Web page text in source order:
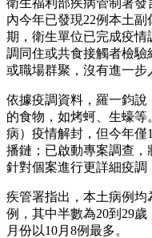
內今年已發現22例本土副
期，衛生單位已完成疫
調同住或共食接觸者檢驗
或職場群聚，沒有進一步
依據疫調資料，羅一鈞
的食物，如烤蚵、生蠔等
病）疫情解封，但今年
播鏈；已啟動專案調查
針對個案進行更詳細疫調
疾管署指出，本土病例均
例，其中半數為20到29
月份以10月8例最多。